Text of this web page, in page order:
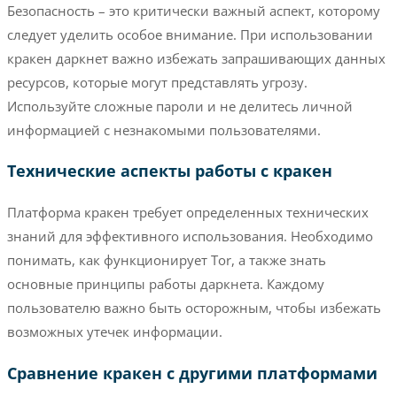
Безопасность – это критически важный аспект, которому
следует уделить особое внимание. При использовании
кракен даркнет важно избежать запрашивающих данных
ресурсов, которые могут представлять угрозу.
Используйте сложные пароли и не делитесь личной
информацией с незнакомыми пользователями.
Технические аспекты работы с кракен
Платформа кракен требует определенных технических
знаний для эффективного использования. Необходимо
понимать, как функционирует Tor, а также знать
основные принципы работы даркнета. Каждому
пользователю важно быть осторожным, чтобы избежать
возможных утечек информации.
Сравнение кракен с другими платформами